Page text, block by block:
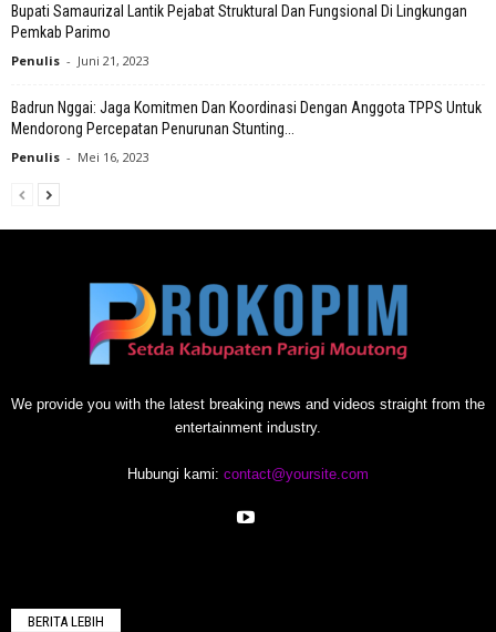
Bupati Samaurizal Lantik Pejabat Struktural Dan Fungsional Di Lingkungan
Pemkab Parimo
Penulis - Juni 21, 2023
Badrun Nggai: Jaga Komitmen Dan Koordinasi Dengan Anggota TPPS Untuk
Mendorong Percepatan Penurunan Stunting...
Penulis - Mei 16, 2023
We provide you with the latest breaking news and videos straight from the
entertainment industry.
Hubungi kami: contact@yoursite.com
BERITA LEBIH